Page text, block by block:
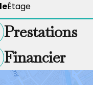
Étage
Prestations
Financier